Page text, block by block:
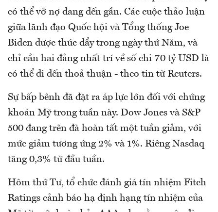
có thể vỡ nợ đang đến gần. Các cuộc thảo luận
giữa lãnh đạo Quốc hội và Tổng thống Joe
Biden được thúc đẩy trong ngày thứ Năm, và
chỉ cần hai đảng nhất trí về số chi 70 tỷ USD là
có thể đi đến thoả thuận - theo tin từ Reuters.
Sự bấp bênh đã đặt ra áp lực lớn đối với chứng
khoán Mỹ trong tuần này. Dow Jones và S&P
500 đang trên đà hoàn tất một tuần giảm, với
mức giảm tương ứng 2% và 1%. Riêng Nasdaq
tăng 0,3% từ đầu tuần.
Hôm thứ Tư, tổ chức đánh giá tín nhiệm Fitch
Ratings cảnh báo hạ định hạng tín nhiệm của